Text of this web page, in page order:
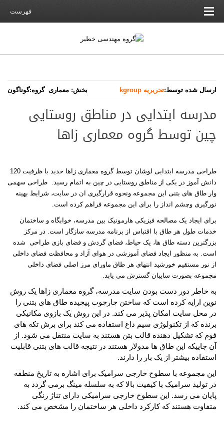
فهرست
ارسال شده توسط:تحریریه kgroup بخش: معماری گروه:گوناگون
مدرسه ابتدایی در مناطق روستایی
چین توسط گروه معماری زاها
طراحی مدرسه ابتدایی لوشان توسط گروه معماری زاها حدید با ظرفیت 120
دانش آموز در یکی از مناطق روستایی در چین به اتمام رسید. طراحی سهمی
وار طاق های بتنی این مجموعه ونحوه قرارگیری ان در سایت، شرایط بهینه
نورگیری وچشم انداز را برای این مجموعه فراهم کرده است.
برای ایجاد یک مصالحه فیزیکی هارمونیک بین مدرسه، خوابگاه و ساختمان
خدمات طول هر طاق با اقتباس از برنامه مدرسه سازگار است. در مرکز
بزرگترین دسته طاق ها، یک حیاط، فضای گردش و فضای بازی طراحی شده
است. به منظور ایجاد فضای آموزشی در هوای آزاد و محافظت فضای داخلی
از نور مستقیم خورشید انتهای هر طاق ماورای مرز اصلی فضای داخلی
مجموعه بصورت سایبان گسترش می یابد.
به خاطر دور دست بودن سایت مدرسه،گروه معماری زاها یک روش
نوین ارایه کرده است که ساختن چارچوب پیچیده طاق های بتنی را
در محل سایت امکان پذیر می کند. در این روش یک بازوی مکانیکی
برنده که از تکنولوژی سیم داغ استفاده می کند برای برش تکه های
فوم که تشکیل دهنده قالب بتن هستند به سایت منتقل می شود. از
آن جاییکه این طاق ها مدولار هستند در نتیجه قالب های بتنی قابلیت
استفاده بیشتر از یک بار را دارند.
این مجموعه با سطوح خارجی سرامیک برای اشاره به تاریخ منطقه
در تولید سرامیک با کیفیت بالا که به سلسله مینگ برمی گردد به
پایان می رسد. این سطوح خارجی سرامیکی دارای تناژ رنگی
متفاوت هستند که کارکرد داخلی هر ساختمان را مشخص می کند.